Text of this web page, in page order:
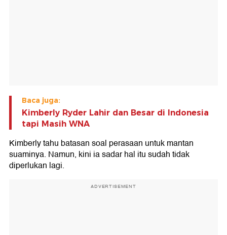
Baca juga:
Kimberly Ryder Lahir dan Besar di Indonesia
tapi Masih WNA
Kimberly tahu batasan soal perasaan untuk mantan
suaminya. Namun, kini ia sadar hal itu sudah tidak
diperlukan lagi.
ADVERTISEMENT